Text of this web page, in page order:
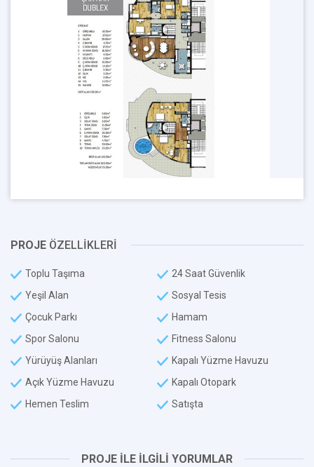
PROJE ÖZELLİKLERİ
Toplu Taşıma
24 Saat Güvenlik
Yeşil Alan
Sosyal Tesis
Çocuk Parkı
Hamam
Spor Salonu
Fitness Salonu
Yürüyüş Alanları
Kapalı Yüzme Havuzu
Açık Yüzme Havuzu
Kapalı Otopark
Hemen Teslim
Satışta
PROJE İLE İLGİLİ YORUMLAR